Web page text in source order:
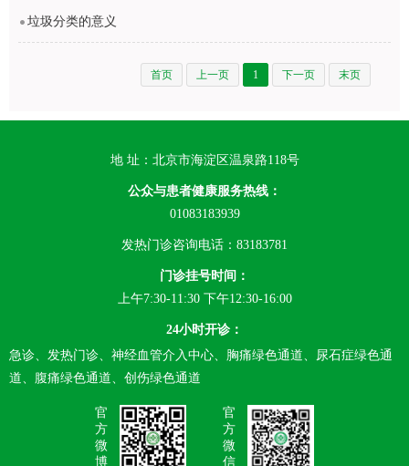
垃圾分类的意义
首页 上一页 1 下一页 末页
地 址：北京市海淀区温泉路118号
公众与患者健康服务热线：
01083183939
发热门诊咨询电话：83183781
门诊挂号时间：
上午7:30-11:30 下午12:30-16:00
24小时开诊：
急诊、发热门诊、神经血管介入中心、胸痛绿色通道、尿石症绿色通
道、腹痛绿色通道、创伤绿色通道
官
方
微
博
官
方
微
信